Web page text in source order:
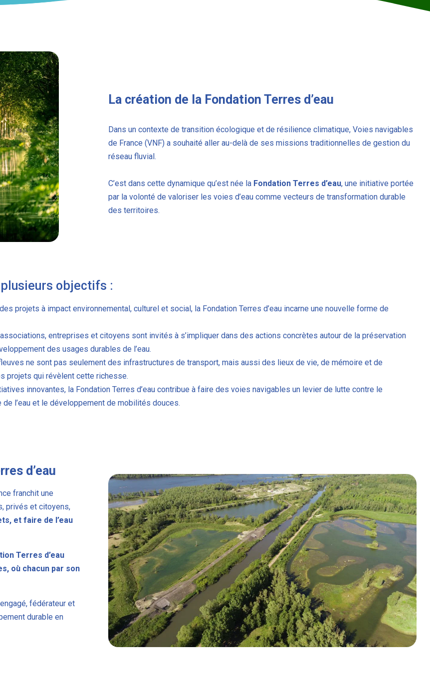
La création de la Fondation Terres d’eau
Dans un contexte de transition écologique et de résilience climatique, Voies navigables
de France (VNF) a souhaité aller au-delà de ses missions traditionnelles de gestion du
réseau fluvial.
C’est dans cette dynamique qu’est née la Fondation Terres d’eau, une initiative portée
par la volonté de valoriser les voies d’eau comme vecteurs de transformation durable
des territoires.
objectifs :
projets à impact environnemental, culturel et social, la Fondation Terres d’eau incarne une nouvelle forme de
entreprises et citoyens sont invités à s’impliquer dans des actions concrètes autour de la préservation
des usages durables de l’eau.
ne sont pas seulement des infrastructures de transport, mais aussi des lieux de vie, de mémoire et de
projets qui révèlent cette richesse.
innovantes, la Fondation Terres d’eau contribue à faire des voies navigables un levier de lutte contre le
l’eau et le développement de mobilités douces.
d’eau
franchit une
privés et citoyens,
et faire de l’eau
Terres d’eau
où chacun par son
fédérateur et
durable en